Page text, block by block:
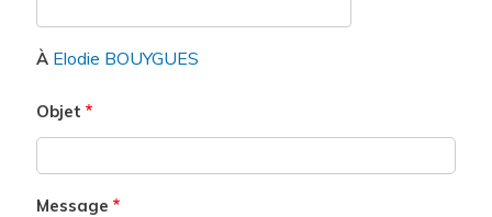
À Elodie BOUYGUES
Objet
Message